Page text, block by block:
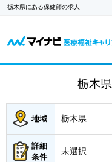
栃木県にある保健師の求人
栃木県
地域 栃木県
詳細
条件
未選択